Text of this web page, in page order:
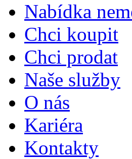
Nabídka
Chci koupit
Chci prodat
Naše služby
O nás
Kariéra
Kontakty